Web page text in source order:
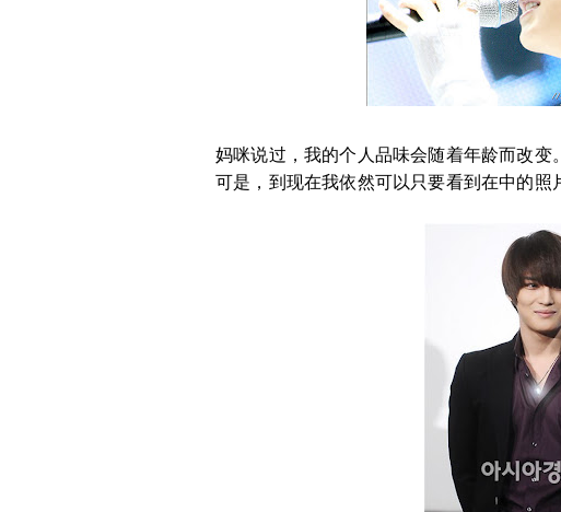
妈咪说过，我的个人品味会随着年龄而改变。
可是，到现在我依然可以只要看到在中的照